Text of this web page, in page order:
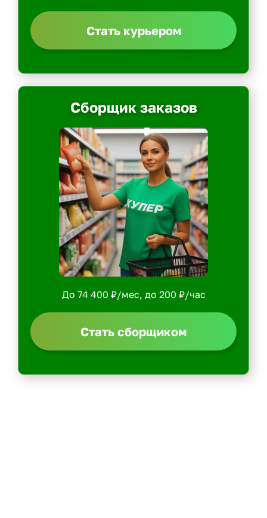
Стать курьером
Сборщик заказов
До 74 400 ₽/мес, до 200 ₽/час
Стать сборщиком